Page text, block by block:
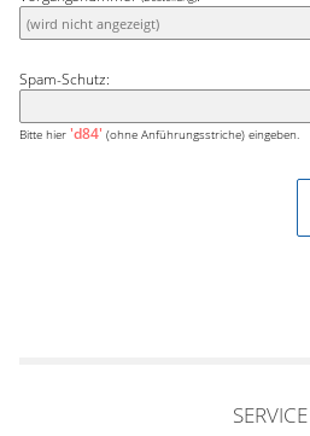
Spam-Schutz:
Bitte hier 'd84' (ohne Anführungsstriche) eingeben.
SERVICE